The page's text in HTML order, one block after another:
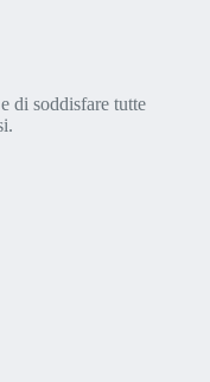
di soddisfare tutte